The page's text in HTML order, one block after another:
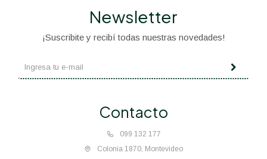
Contacto
099 132 177
Colonia 1870, Montevideo
Newsletter
¡Suscribite y recibí todas nuestras novedades!